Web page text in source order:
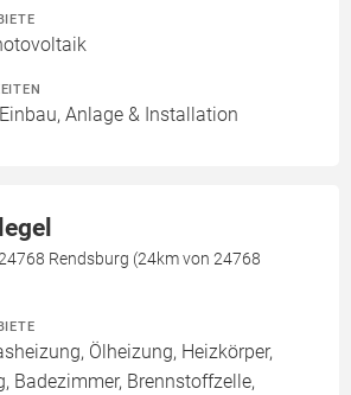
Anlage & Installation
Rendsburg (24km von 24768
Ölheizung, Heizkörper,
Badezimmer, Brennstoffzelle,